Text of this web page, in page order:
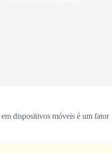
em dispositivos móveis é um fator